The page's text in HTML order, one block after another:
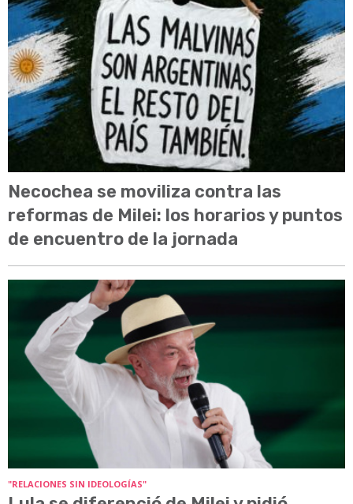
Necochea se moviliza contra las
reformas de Milei: los horarios y puntos
de encuentro de la jornada
"RELACIONES SIN IDEOLOGÍAS"